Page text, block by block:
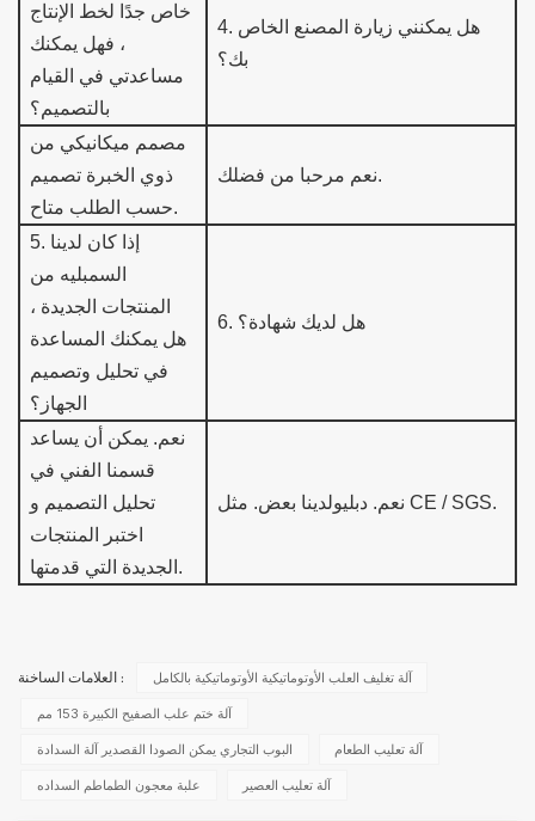
خاص جدًا لخط الإنتاج
، فهل يمكنك
مساعدتي في القيام
بالتصميم؟
4. هل يمكنني زيارة المصنع الخاص
بك؟
مصمم ميكانيكي من
ذوي الخبرة تصميم
حسب الطلبمتاح.
نعم مرحبا من فضلك.
5. إذا كان لدينا
السمبليه من
المنتجات الجديدة ،
هل يمكنك المساعدة
في تحليل وتصميم
الجهاز؟
6. هل لديك شهادة؟
نعم. يمكن أن يساعد
قسمنا الفني في
تحليل التصميم و
اختبر المنتجات
الجديدة التي قدمتها.
نعم. دبليو لدينا بعض. مثل CE / SGS.
العلامات الساخنة : آلة تغليف العلب الأوتوماتيكية الأوتوماتيكية بالكامل
آلة ختم علب الصفيح الكبيرة 153 مم
البوب ​​التجاري يمكن الصودا القصدير آلة السدادة آلة تعليب الطعام
علبة معجون الطماطم السداده آلة تعليب العصير